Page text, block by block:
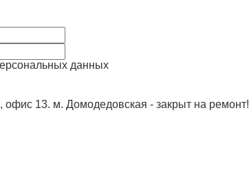
данных
13. м. Домодедовская - закрыт на ремонт!